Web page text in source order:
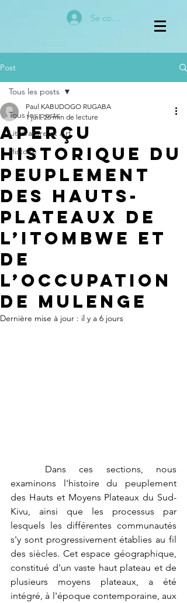
Se connecter
Post
Tous les posts
Littérature et Art
Histoire
Tous les posts
Aperçu
historique du
peuplement
des Hauts-
Plateaux de
l’Itombwe et
de
l’occupation
de Mulenge
Paul KABUDOGO RUGABA
1 juil. 26 min de lecture
Dernière mise à jour : il y a 6 jours
examinons l'histoire du peuplement
des Hauts et Moyens Plateaux du Sud-
Kivu, ainsi que les processus par
lesquels les différentes communautés
s'y sont progressivement établies au fil
des siècles. Cet espace géographique,
constitué d'un vaste haut plateau et de
plusieurs moyens plateaux, a été
intégré, à l'époque contemporaine, aux